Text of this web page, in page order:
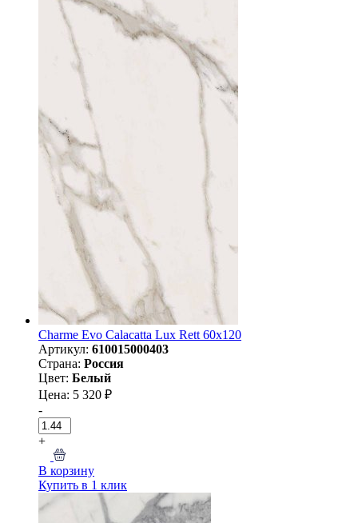
Charme Evo Calacatta Lux Rett 60x120
Артикул: 610015000403
Страна: Россия
Цвет: Белый
Цена: 5 320 ₽
-
+
В корзину
Купить в 1 клик